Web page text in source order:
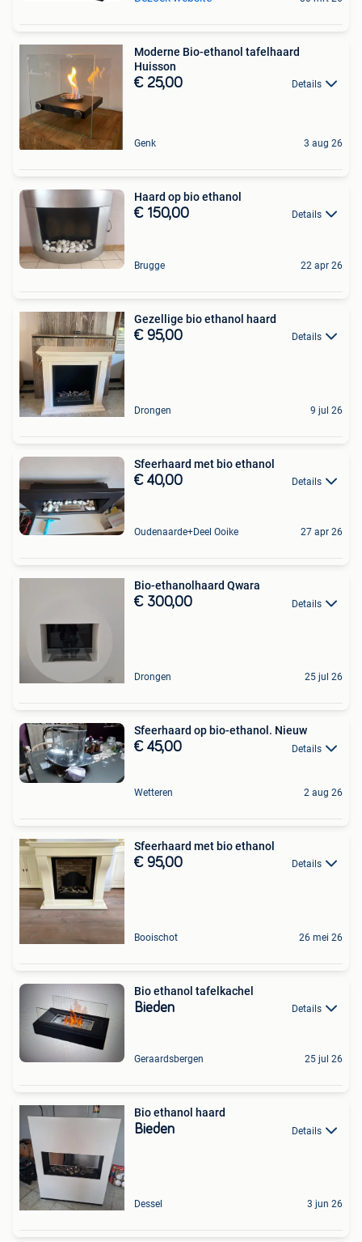
Moderne Bio-ethanol tafelhaard
Huisson
€ 25,00 Details
Genk 3 aug 26
Haard op bio ethanol
€ 150,00 Details
Brugge 22 apr 26
Gezellige bio ethanol haard
€ 95,00 Details
Drongen 9 jul 26
Sfeerhaard met bio ethanol
€ 40,00 Details
Oudenaarde+Deel Ooike 27 apr 26
Bio-ethanolhaard Qwara
€ 300,00 Details
Drongen 25 jul 26
Sfeerhaard op bio-ethanol. Nieuw
€ 45,00 Details
Wetteren 2 aug 26
Sfeerhaard met bio ethanol
€ 95,00 Details
Booischot 26 mei 26
Bio ethanol tafelkachel
Bieden Details
Geraardsbergen 25 jul 26
Bio ethanol haard
Bieden Details
Dessel 3 jun 26